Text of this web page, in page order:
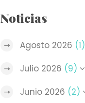
Noticias
Agosto 2026 (1)
Julio 2026 (9)
Junio 2026 (2)